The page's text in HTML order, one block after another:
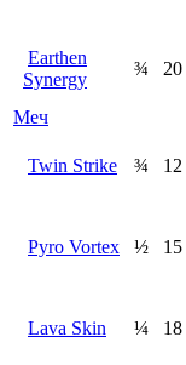
Earthen
Synergy
¾ 20
Меч
Twin Strike ¾ 12
Pyro Vortex ½ 15
Lava Skin ¼ 18